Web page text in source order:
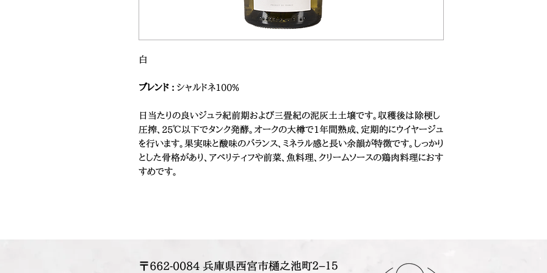
白
ブレンド : シャルドネ100%
日当たりの良いジュラ紀前期および三畳紀の泥灰土土壌です。収穫後は除梗し
圧搾、25℃以下でタンク発酵。オークの大樽で1年間熟成、定期的にウイヤージュ
を行います。果実味と酸味のバランス、ミネラル感と長い余韻が特徴です。しっかり
とした骨格があり、アペリティフや前菜、魚料理、クリームソースの鶏肉料理におす
すめです。
〒662-0084 兵庫県西宮市樋之池町２−１５